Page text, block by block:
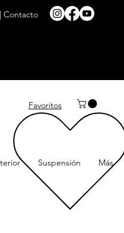
| Contacto
Favoritos
Suspensión Más